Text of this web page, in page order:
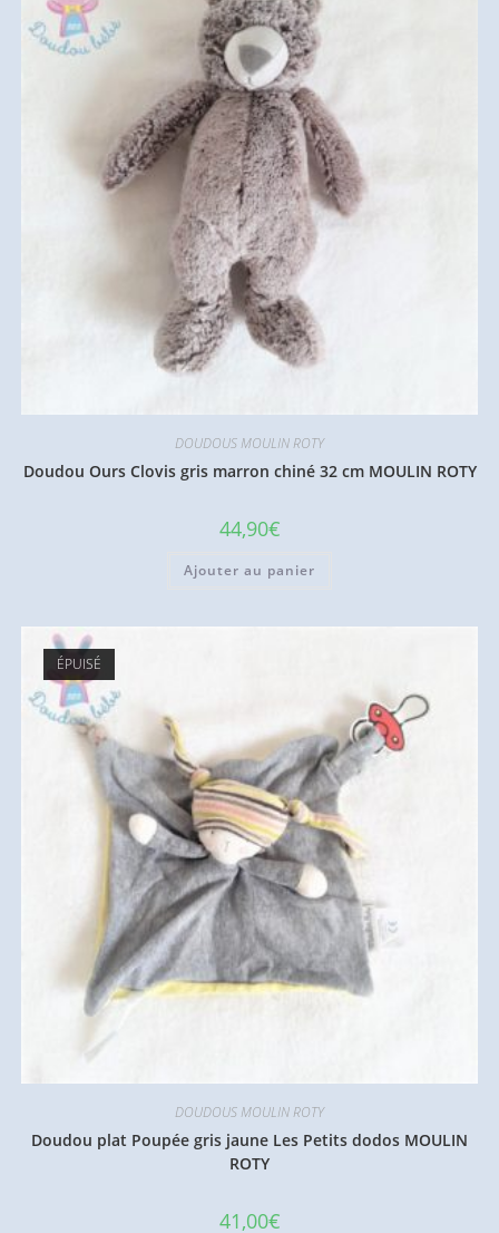
DOUDOUS MOULIN ROTY
Doudou Ours Clovis gris marron chiné 32 cm MOULIN ROTY
44,90€
Ajouter au panier
ÉPUISÉ
DOUDOUS MOULIN ROTY
Doudou plat Poupée gris jaune Les Petits dodos MOULIN
ROTY
41,00€